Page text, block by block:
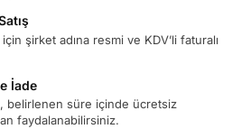
şirket adına resmi ve KDV’li faturalı
İade
belirlenen süre içinde ücretsiz
faydalanabilirsiniz.